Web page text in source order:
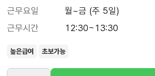
근무요일
월~금 (주 5일)
근무시간
12:30~13:30
높은급여 초보가능